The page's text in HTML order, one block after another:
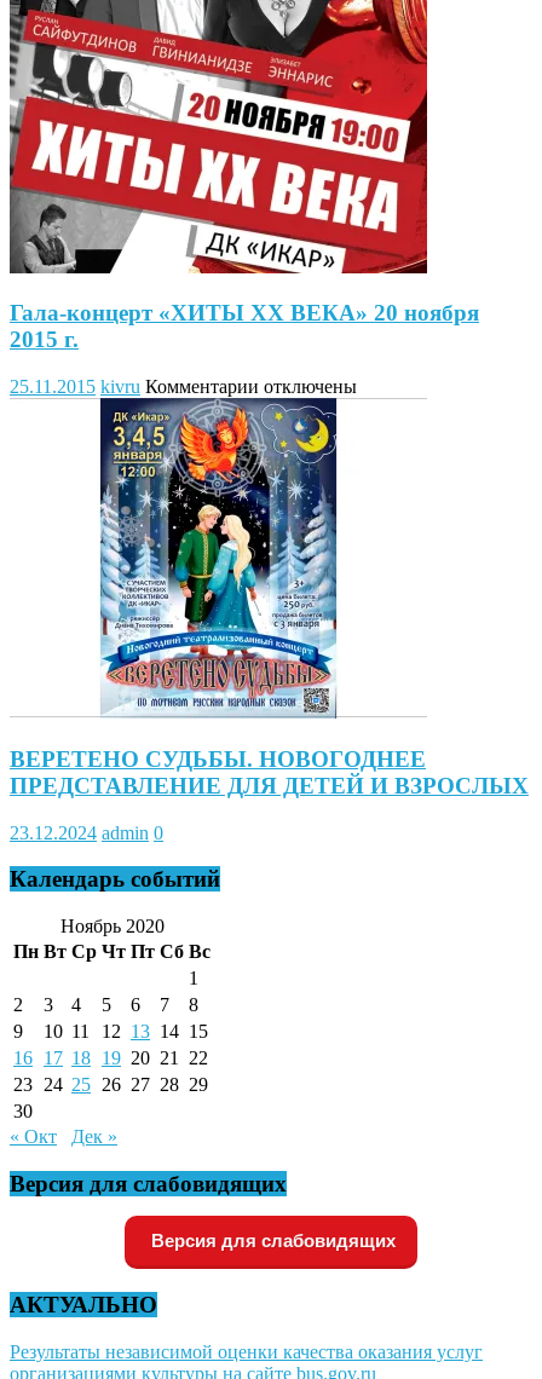
Гала-концерт «ХИТЫ ХХ ВЕКА» 20 ноября
2015 г.
25.11.2015 kivru Комментарии к
записи
Гала-
концерт
«ХИТЫ
ХХ
ВЕКА»
20
ноября
2015
г.
отключены
ВЕРЕТЕНО СУДЬБЫ. НОВОГОДНЕЕ
ПРЕДСТАВЛЕНИЕ ДЛЯ ДЕТЕЙ И ВЗРОСЛЫХ
23.12.2024 admin 0
Календарь событий
Ноябрь 2020
Пн Вт Ср Чт Пт Сб Вс
1
2
3 4 5 6 7
8
9
10 11 12 13 14 15
16 17 18 19 20 21
22
23 24 25 26 27 28 29
30
« Окт
Дек »
Версия для слабовидящих
Версия для слабовидящих
АКТУАЛЬНО
Результаты независимой оценки качества оказания услуг
организациями культуры на сайте bus.gov.ru